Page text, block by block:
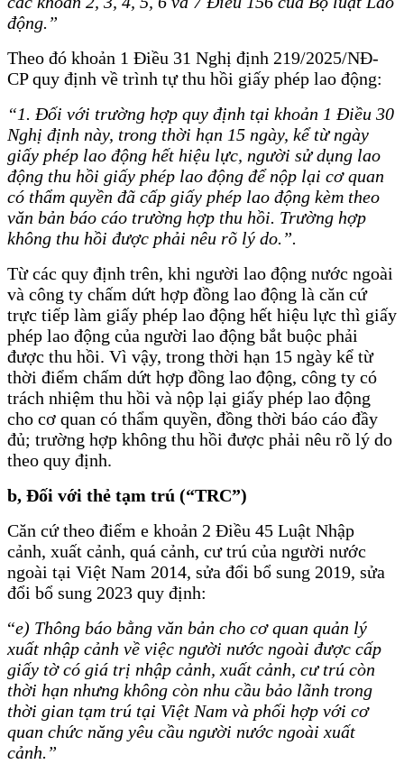
động.”
Theo đó khoản 1 Điều 31 Nghị định 219/2025/NĐ-
CP quy định về trình tự thu hồi giấy phép lao động:
“1. Đối với trường hợp quy định tại khoản 1 Điều 30
Nghị định này, trong thời hạn 15 ngày, kể từ ngày
giấy phép lao động hết hiệu lực, người sử dụng lao
động thu hồi giấy phép lao động để nộp lại cơ quan
có thẩm quyền đã cấp giấy phép lao động kèm theo
văn bản báo cáo trường hợp thu hồi. Trường hợp
không thu hồi được phải nêu rõ lý do.”.
Từ các quy định trên, khi người lao động nước ngoài
và công ty chấm dứt hợp đồng lao động là căn cứ
trực tiếp làm giấy phép lao động hết hiệu lực thì giấy
phép lao động của người lao động bắt buộc phải
được thu hồi. Vì vậy, trong thời hạn 15 ngày kể từ
thời điểm chấm dứt hợp đồng lao động, công ty có
trách nhiệm thu hồi và nộp lại giấy phép lao động
cho cơ quan có thẩm quyền, đồng thời báo cáo đầy
đủ; trường hợp không thu hồi được phải nêu rõ lý do
theo quy định.
b, Đối với thẻ tạm trú (“TRC”)
Căn cứ theo điểm e khoản 2 Điều 45 Luật Nhập
cảnh, xuất cảnh, quá cảnh, cư trú của người nước
ngoài tại Việt Nam 2014, sửa đổi bổ sung 2019, sửa
đổi bổ sung 2023 quy định:
“e) Thông báo bằng văn bản cho cơ quan quản lý
xuất nhập cảnh về việc người nước ngoài được cấp
giấy tờ có giá trị nhập cảnh, xuất cảnh, cư trú còn
thời hạn nhưng không còn nhu cầu bảo lãnh trong
thời gian tạm trú tại Việt Nam và phối hợp với cơ
quan chức năng yêu cầu người nước ngoài xuất
cảnh.”